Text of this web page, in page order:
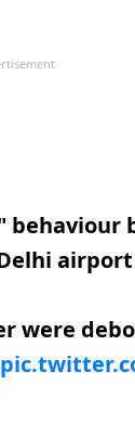
were